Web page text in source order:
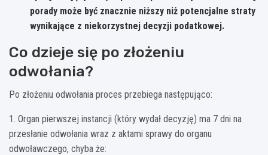
porady może być znacznie niższy niż potencjalne straty
wynikające z niekorzystnej decyzji podatkowej.
Co dzieje się po złożeniu
odwołania?
Po złożeniu odwołania proces przebiega następująco:
1. Organ pierwszej instancji (który wydał decyzję) ma 7 dni na
przesłanie odwołania wraz z aktami sprawy do organu
odwoławczego, chyba że: